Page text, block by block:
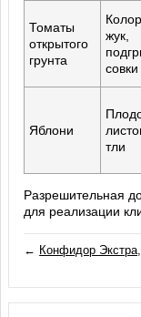
Томаты
открытого
грунта
жук,
совки
Яблони
тли
Разрешительная
для реализации
← Конфидор